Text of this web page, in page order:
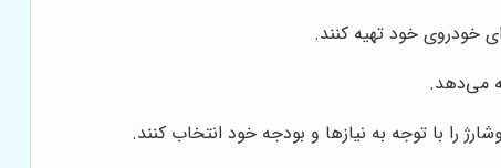
خودروی خود تهیه کنند.
می‌دهد.
را با توجه به نیازها و بودجه خود انتخاب کنند.